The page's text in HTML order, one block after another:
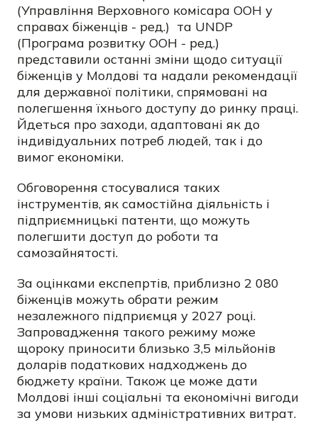
(Управління Верховного комісара ООН у
справах біженців - ред.) та UNDP
(Програма розвитку ООН - ред.)
представили останні зміни щодо ситуації
біженців у Молдові та надали рекомендації
для державної політики, спрямовані на
полегшення їхнього доступу до ринку праці.
Йдеться про заходи, адаптовані як до
індивідуальних потреб людей, так і до
вимог економіки.
Обговорення стосувалися таких
інструментів, як самостійна діяльність і
підприємницькі патенти, що можуть
полегшити доступ до роботи та
самозайнятості.
За оцінками експепртів, приблизно 2 080
біженців можуть обрати режим
незалежного підприємця у 2027 році.
Запровадження такого режиму може
щороку приносити близько 3,5 мільйонів
доларів податкових надходжень до
бюджету країни. Також це може дати
Молдові інші соціальні та економічні вигоди
за умови низьких адміністративних витрат.